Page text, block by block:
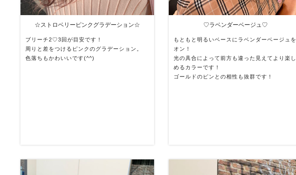
☆ストロベリーピンクグラデーション☆
ブリーチ2♡3回が目安です！
周りと差をつけるピンクのグラデーション。
色落ちもかわいいです(^^)
♡ラベンダーベージュ♡
もともと明るいベースにラベンダーベージュを
オン！
光の具合によって前方も違った見えてより楽し
めるカラーです！
ゴールドのピンとの相性も抜群です！